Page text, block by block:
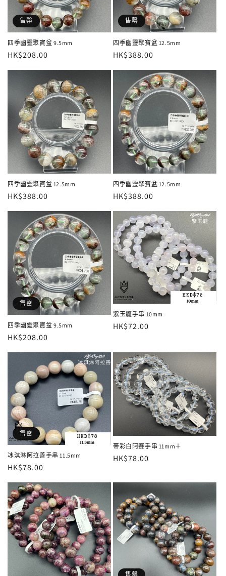
售罄
四季幽靈聚寶盆 9.5mm
定
價
HK$208.00
售罄
四季幽靈聚寶盆 12.5mm
定
價
HK$388.00
四季幽靈聚寶盆 12.5mm
定
價
HK$388.00
四季幽靈聚寶盆 12.5mm
定
價
HK$388.00
售罄
四季幽靈聚寶盆 9.5mm
定
價
HK$208.00
紫玉髓手串 10mm
定
HK$72.00
售罄
冰淇淋阿拉善手串 11.5mm
定
HK$78.00
帶彩白阿賽手串 11mm＋
定
HK$78.00
售罄